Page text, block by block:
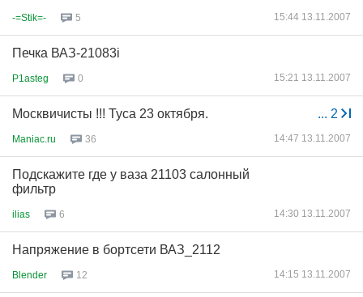
-=Stik=- 5 15:44 13.11.2007
Печка ВАЗ-21083i
P1asteg 0 15:21 13.11.2007
... 2
Москвичисты !!! Туса 23 октября.
Maniac.ru 36 14:47 13.11.2007
Подскажите где у ваза 21103 салонный
фильтр
ilias 6 14:30 13.11.2007
Напряжение в бортсети ВАЗ_2112
Blender 12 14:15 13.11.2007